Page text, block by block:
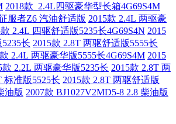
2018款 2.4L四驱豪华型长箱4G69S4M
服者Z6 汽油舒适版 2015款 2.4L 两驱豪
款 2.4L 四驱舒适版5235长4G69S4N 2015
长 2015款 2.8T 两驱舒适版5555长
2.4L 两驱豪华版5555长4G69S4M 2015
款 2.2L 两驱豪华版5235长 2015款 2.8T 两
标准版5525长 2015款 2.8T 两驱舒适版
油版 2007款 BJ1027V2MD5-8 2.8 柴油版